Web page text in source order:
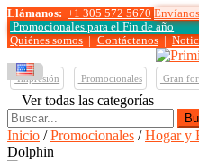
Llámanos: +1 305 572 5670
Promocionales para elFin de año
Quiénes somos
Contáctanos
Impresión Promocionales Gran
Ver todas las categorías
Buscar:
Inicio /Promocionales /Hogar y
Dolphin